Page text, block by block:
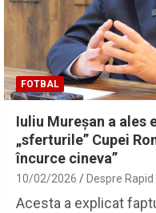
FOTBAL
Iuliu Mureșan a ales
„sferturile” Cupei
încurce cineva”
10/02/2026 Despre Rapid
Acesta a explicat